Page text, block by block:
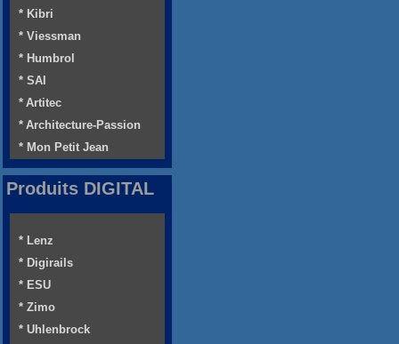
* Kibri
* Viessman
* Humbrol
* SAI
* Artitec
* Architecture-Passion
* Mon Petit Jean
Produits DIGITAL
* Lenz
* Digirails
* ESU
* Zimo
* Uhlenbrock